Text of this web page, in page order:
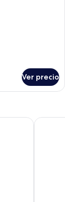
Ver precio
Varali